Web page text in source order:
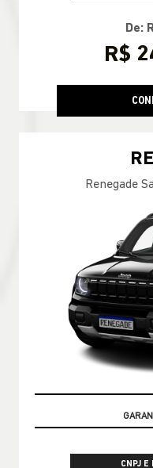
De:
R$
Renegade
CNPJ E